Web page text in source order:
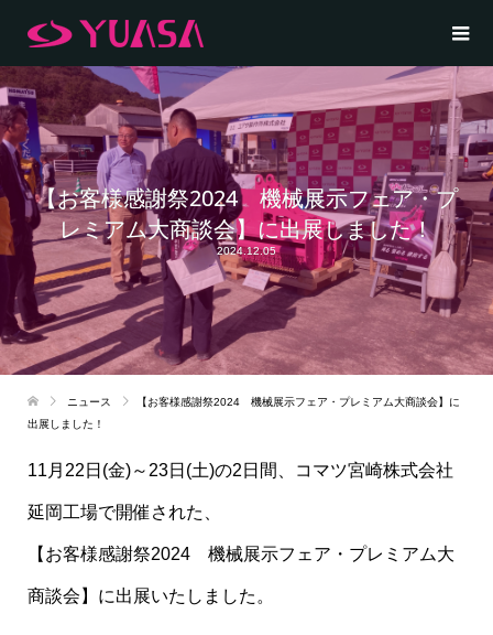
【お客様感謝祭2024 機械展示フェア・プ
レミアム大商談会】に出展しました！
2024.12.05
ニュース
【お客様感謝祭2024 機械展示フェア・プレミアム大商談会】に
出展しました！
11月22日(金)～23日(土)の2日間、コマツ宮崎株式会社
延岡工場で開催された、
【お客様感謝祭2024 機械展示フェア・プレミアム大
商談会】に出展いたしました。